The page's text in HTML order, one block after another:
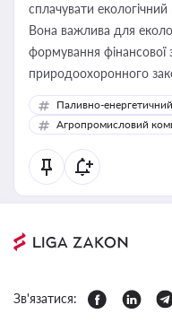
сплачувати
Вона важлива для
формування фінансової
природоохоронного
Паливно-
Агропромисловий
Зв'язатися: